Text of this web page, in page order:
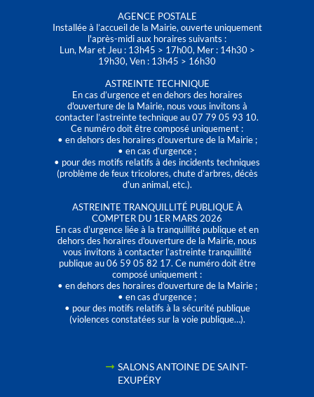
AGENCE POSTALE
Installée à l’accueil de la Mairie, ouverte uniquement
l'après-midi aux horaires suivants :
Lun, Mar et Jeu : 13h45 > 17h00, Mer : 14h30 >
19h30, Ven : 13h45 > 16h30
ASTREINTE TECHNIQUE
En cas d’urgence et en dehors des horaires
d'ouverture de la Mairie, nous vous invitons à
contacter l’astreinte technique au 07 79 05 93 10.
Ce numéro doit être composé uniquement :
• en dehors des horaires d’ouverture de la Mairie ;
• en cas d’urgence ;
• pour des motifs relatifs à des incidents techniques
(problème de feux tricolores, chute d’arbres, décès
d’un animal, etc.).
ASTREINTE TRANQUILLITÉ PUBLIQUE À
COMPTER DU 1ER MARS 2026
En cas d’urgence liée à la tranquillité publique et en
dehors des horaires d'ouverture de la Mairie, nous
vous invitons à contacter l’astreinte tranquillité
publique au 06 59 05 82 17. Ce numéro doit être
composé uniquement :
• en dehors des horaires d’ouverture de la Mairie ;
• en cas d’urgence ;
• pour des motifs relatifs à la sécurité publique
(violences constatées sur la voie publique…).
SALONS ANTOINE DE SAINT-
EXUPÉRY